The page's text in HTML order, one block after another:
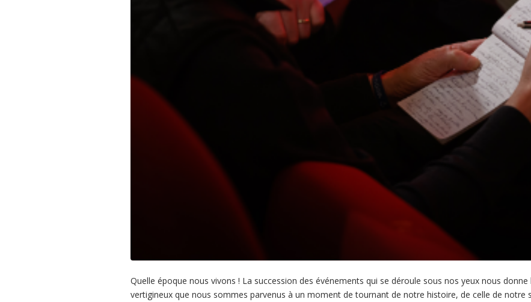
Quelle époque nous vivons ! La succession des événements qui se déroule sous nos yeux nous
vertigineux que nous sommes parvenus à un moment de tournant de notre histoire, de celle de notre